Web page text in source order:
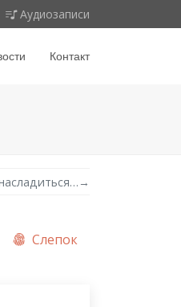
Аудиозаписи
Контакт
→
Слепок